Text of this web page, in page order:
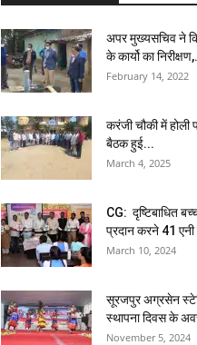
अपर मुख्यसचिव ने
के कार्यो का
February 14, 2022
करंजी चौकी में होली
बैठक हुई...
March 4, 2025
CG: दृष्टिबाधित
प्रदान करने 41 एनी
March 10, 2024
सूरजपुर अग्रसेन
स्थापना दिवस के
November 5, 2024